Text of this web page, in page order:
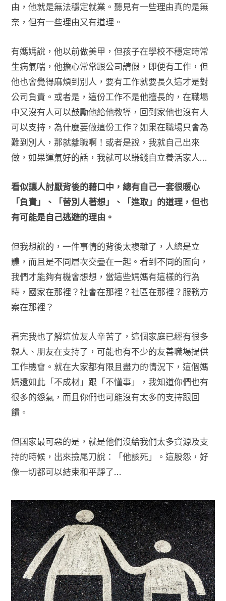
由，他就是無法穩定就業。聽見有一些理由真的是無
奈，但有一些理由又有道理。
有媽媽說，他以前做美甲，但孩子在學校不穩定時常
生病氣喘，他擔心常常跟公司請假，即便有工作，但
他也會覺得麻煩到別人，要有工作就要長久這才是對
公司負責。或者是，這份工作不是他擅長的，在職場
中又沒有人可以鼓勵他給他教導，回到家他也沒有人
可以支持，為什麼要做這份工作？如果在職場只會為
難到別人，那就離職啊！或者是說，我就自己出來
做，如果運氣好的話，我就可以賺錢自立養活家人…
看似讓人討厭背後的藉口中，總有自己一套很暖心
「負責」、「替別人著想」、「進取」的道理，但也
有可能是自己逃避的理由。
但我想說的，一件事情的背後太複雜了，人總是立
體，而且是不同層次交疊在一起。看到不同的面向，
我們才能夠有機會想想，當這些媽媽有這樣的行為
時，國家在那裡？社會在那裡？社區在那裡？服務方
案在那裡？
看完我也了解這位友人辛苦了，這個家庭已經有很多
親人、朋友在支持了，可能也有不少的友善職場提供
工作機會。就在大家都有限且盡力的情況下，這個媽
媽還如此「不成材」跟「不懂事」，我知道你們也有
很多的怨氣，而且你們也可能沒有太多的支持跟回
饋。
但國家最可惡的是，就是他們沒給我們太多資源及支
持的時候，出來撿尾刀說：「他該死」。這股怨，好
像一切都可以結束和平靜了…